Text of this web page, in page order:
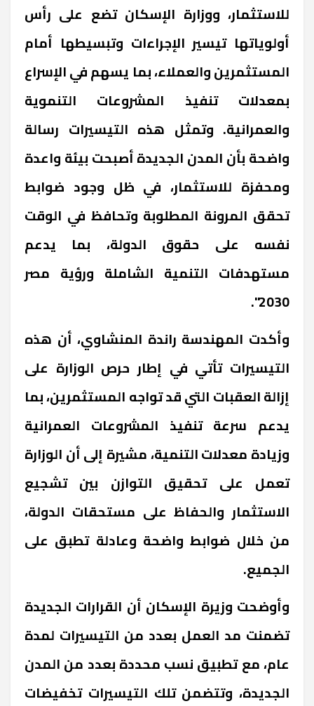
للاستثمار، ووزارة الإسكان تضع على رأس
أولوياتها تيسير الإجراءات وتبسيطها أمام
المستثمرين والعملاء، بما يسهم في الإسراع
بمعدلات تنفيذ المشروعات التنموية
والعمرانية. وتمثل هذه التيسيرات رسالة
واضحة بأن المدن الجديدة أصبحت بيئة واعدة
ومحفزة للاستثمار، في ظل وجود ضوابط
تحقق المرونة المطلوبة وتحافظ في الوقت
نفسه على حقوق الدولة، بما يدعم
مستهدفات التنمية الشاملة ورؤية مصر
2030".
وأكدت المهندسة راندة المنشاوي، أن هذه
التيسيرات تأتي في إطار حرص الوزارة على
إزالة العقبات التي قد تواجه المستثمرين، بما
يدعم سرعة تنفيذ المشروعات العمرانية
وزيادة معدلات التنمية، مشيرة إلى أن الوزارة
تعمل على تحقيق التوازن بين تشجيع
الاستثمار والحفاظ على مستحقات الدولة،
من خلال ضوابط واضحة وعادلة تطبق على
الجميع.
وأوضحت وزيرة الإسكان أن القرارات الجديدة
تضمنت مد العمل بعدد من التيسيرات لمدة
عام، مع تطبيق نسب محددة بعدد من المدن
الجديدة، وتتضمن تلك التيسيرات تخفيضات